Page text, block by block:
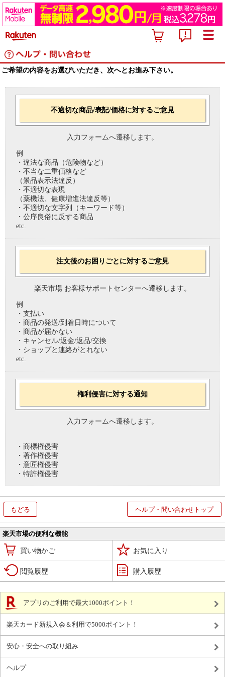
ご希望の内容をお選びいただき、次へとお進み下さい。
不適切な商品/表記/価格に対するご意見
入力フォームへ遷移します。
例
・違法な商品（危険物など）
・不当な二重価格など
（景品表示法違反）
・不適切な表現
（薬機法、健康増進法違反等）
・不適切な文字列（キーワード等）
・公序良俗に反する商品
etc.
注文後のお困りごとに対するご意見
楽天市場 お客様サポートセンターへ遷移します。
例
・支払い
・商品の発送/到着日時について
・商品が届かない
・キャンセル/返金/返品/交換
・ショップと連絡がとれない
etc.
権利侵害に対する通知
入力フォームへ遷移します。
・商標権侵害
・著作権侵害
・意匠権侵害
・特許権侵害
もどる ヘルプ・問い合わせトップ
楽天市場の便利な機能
買い物かご お気に入り
閲覧履歴 購入履歴
アプリのご利用で最大1000ポイント！
楽天カード新規入会＆利用で5000ポイント！
安心・安全への取り組み
ヘルプ